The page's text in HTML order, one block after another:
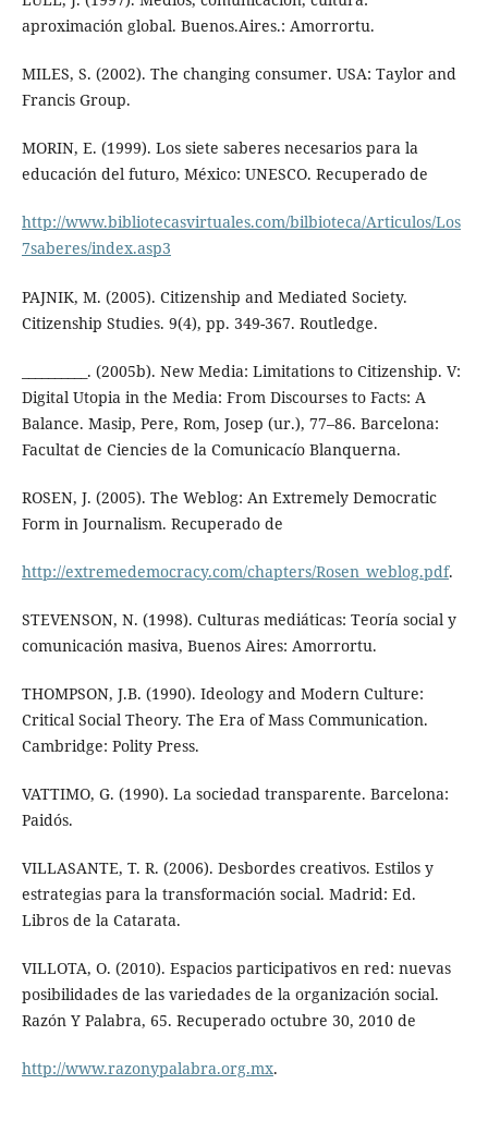
aproximación global. Buenos.Aires.: Amorrortu.
MILES, S. (2002). The changing consumer. USA: Taylor and
Francis Group.
MORIN, E. (1999). Los siete saberes necesarios para la
educación del futuro, México: UNESCO. Recuperado de
http://www.bibliotecasvirtuales.com/bilbioteca/Articulos/Los
7saberes/index.asp3
PAJNIK, M. (2005). Citizenship and Mediated Society.
Citizenship Studies. 9(4), pp. 349-367. Routledge.
__________. (2005b). New Media: Limitations to Citizenship. V:
Digital Utopia in the Media: From Discourses to Facts: A
Balance. Masip, Pere, Rom, Josep (ur.), 77–86. Barcelona:
Facultat de Ciencies de la Comunicacío Blanquerna.
ROSEN, J. (2005). The Weblog: An Extremely Democratic
Form in Journalism. Recuperado de
http://extremedemocracy.com/chapters/Rosen_weblog.pdf.
STEVENSON, N. (1998). Culturas mediáticas: Teoría social y
comunicación masiva, Buenos Aires: Amorrortu.
THOMPSON, J.B. (1990). Ideology and Modern Culture:
Critical Social Theory. The Era of Mass Communication.
Cambridge: Polity Press.
VATTIMO, G. (1990). La sociedad transparente. Barcelona:
Paidós.
VILLASANTE, T. R. (2006). Desbordes creativos. Estilos y
estrategias para la transformación social. Madrid: Ed.
Libros de la Catarata.
VILLOTA, O. (2010). Espacios participativos en red: nuevas
posibilidades de las variedades de la organización social.
Razón Y Palabra, 65. Recuperado octubre 30, 2010 de
http://www.razonypalabra.org.mx.